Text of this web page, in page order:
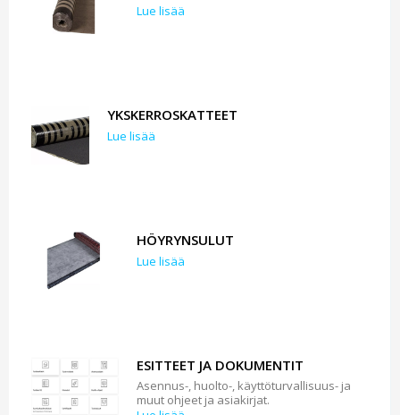
Lue lisää
YKSKERROSKATTEET
Lue lisää
HÖYRYNSULUT
Lue lisää
ESITTEET JA DOKUMENTIT
Asennus-, huolto-, käyttöturvallisuus- ja
muut ohjeet ja asiakirjat.